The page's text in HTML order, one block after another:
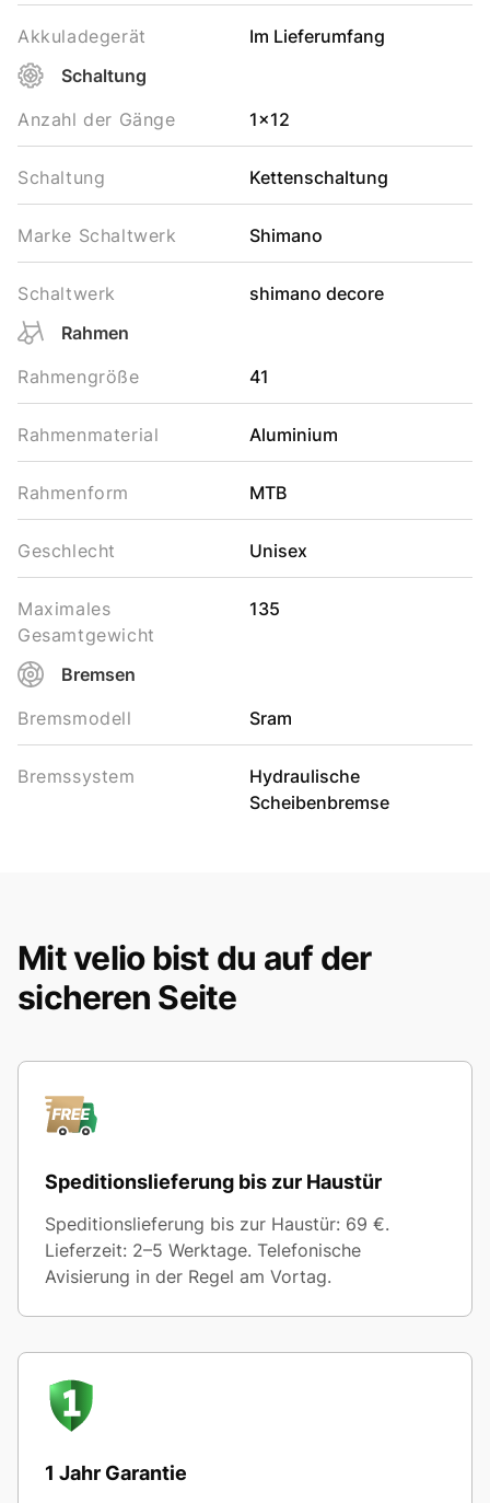
Akkuladegerät
Im Lieferumfang
Schaltung
Anzahl der Gänge
1x12
Schaltung Kettenschaltung
Marke Schaltwerk Shimano
Schaltwerk
shimano decore
Rahmen
Rahmengröße
41
Rahmenmaterial Aluminium
Rahmenform MTB
Geschlecht Unisex
Maximales
Gesamtgewicht
135
Bremsen
Bremsmodell
Sram
Bremssystem
Hydraulische
Scheibenbremse
Mit velio bist du auf der
sicheren Seite
Speditionslieferung bis zur Haustür
Speditionslieferung bis zur Haustür: 69 €.
Lieferzeit: 2–5 Werktage. Telefonische
Avisierung in der Regel am Vortag.
1 Jahr Garantie